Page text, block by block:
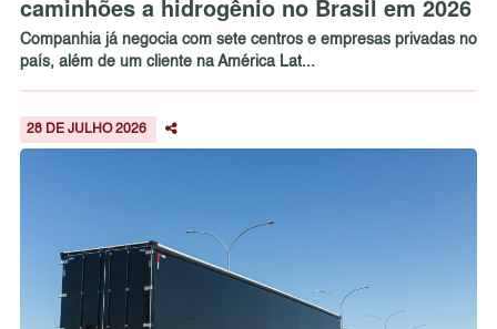
caminhões a hidrogênio no Brasil em 2026
Companhia já negocia com sete centros e empresas privadas no
país, além de um cliente na América Lat...
28 DE JULHO 2026